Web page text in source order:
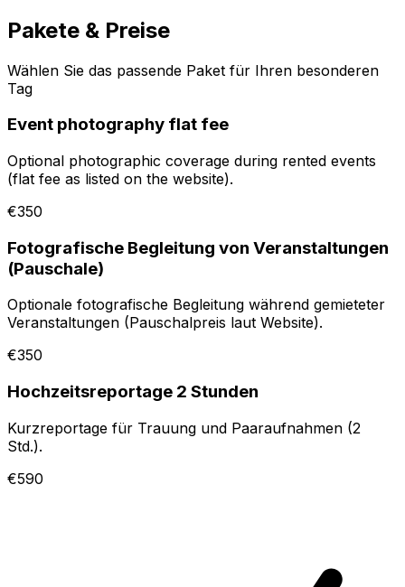
Pakete & Preise
Wählen Sie das passende Paket für Ihren besonderen
Tag
Event photography flat fee
Optional photographic coverage during rented events
(flat fee as listed on the website).
€350
Fotografische Begleitung von Veranstaltungen
(Pauschale)
Optionale fotografische Begleitung während gemieteter
Veranstaltungen (Pauschalpreis laut Website).
€350
Hochzeitsreportage 2 Stunden
Kurzreportage für Trauung und Paaraufnahmen (2
Std.).
€590